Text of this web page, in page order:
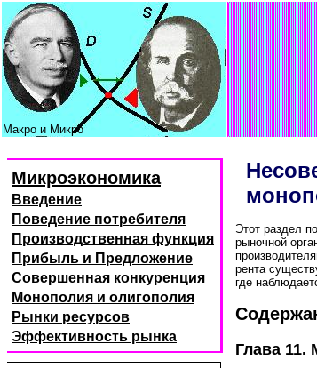
Макро и Микро
Микроэкономика
Введение
Поведение потребителя
Производственная функция
Прибыль и Предложение
Совершенная конкуренция
Монополия и олигополия
Рынки ресурсов
Эффективность рынка
Этот раздел
рыночной
рента
где
Глава 11.